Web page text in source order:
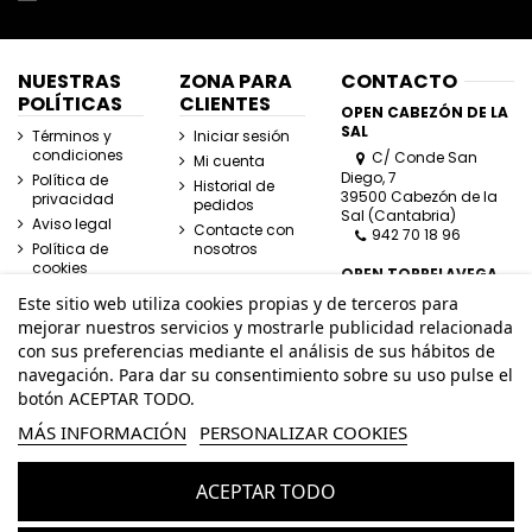
NUESTRAS
POLÍTICAS
Términos y
condiciones
Política de
privacidad
Aviso legal
Política de
cookies
ZONA PARA
CLIENTES
Iniciar sesión
Mi cuenta
Historial de
pedidos
Contacte con
nosotros
CONTACTO
OPEN CABEZÓN DE LA
SAL
C/ Conde San
Diego, 7
39500 Cabezón de la
Sal (Cantabria)
942 70 18 96
OPEN TORRELAVEGA
C/ José Posada
Herrera, Esquina
Lasaga Larreta
39300 Torrelavega
(Cantabria)
Este sitio web utiliza cookies propias y de terceros para
mejorar nuestros servicios y mostrarle publicidad relacionada
con sus preferencias mediante el análisis de sus hábitos de
navegación. Para dar su consentimiento sobre su uso pulse el
botón ACEPTAR TODO.
MÁS INFORMACIÓN PERSONALIZAR COOKIES
ACEPTAR TODO
© Todos los derechos reservados - Powered bybytefactory